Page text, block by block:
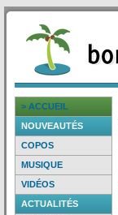
> ACCUEIL
NOUVEAUTÉS
COPOS
MUSIQUE
VIDÉOS
ACTUALITÉS